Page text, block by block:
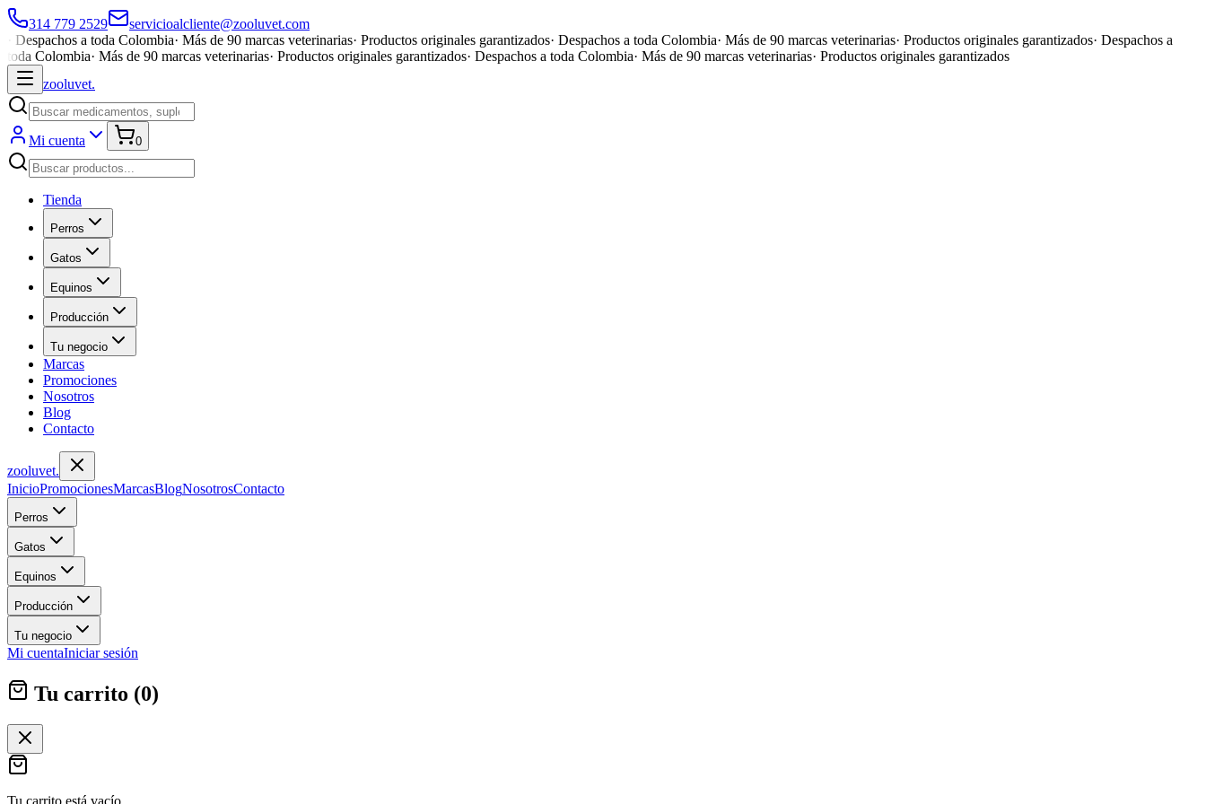
314 779 2529
servicioalcliente@zooluvet.com
Despachos a toda Colombia· Más de 90 marcas veterinarias· Productos originales garantizados· Despachos a toda Colombia· Más de 90 marcas veterinarias· Productos originales garantizados· Despachos a
toda Colombia· Más de 90 marcas veterinarias· Productos originales garantizados· Despachos a toda Colombia· Más de 90 marcas veterinarias· Productos originales garantizados
zooluvet.
Mi cuenta 0
Tienda
Perros
Gatos
Equinos
Producción
Tu negocio
Marcas
Promociones
Nosotros
Blog
Contacto
zooluvet.
InicioPromocionesMarcasBlogNosotrosContacto
Perros
Gatos
Equinos
Producción
Tu negocio
Mi cuentaIniciar sesión
Tu carrito (0)
Tu carrito está vacío